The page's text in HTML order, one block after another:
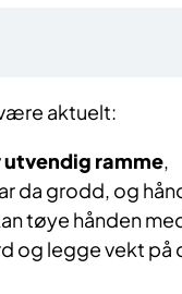
aktuelt:
ramme,
da grodd, og
tøye hånden
og legge vekt på